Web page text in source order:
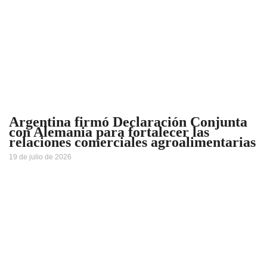
Argentina firmó Declaración Conjunta
con Alemania para fortalecer las
relaciones comerciales agroalimentarias
19 de julio de 2026